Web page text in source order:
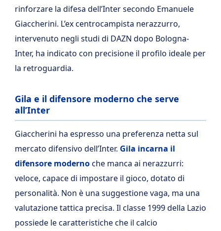
rinforzare la difesa dell’Inter secondo Emanuele
Giaccherini. L’ex centrocampista nerazzurro,
intervenuto negli studi di DAZN dopo Bologna-
Inter, ha indicato con precisione il profilo ideale per
la retroguardia.
Gila e il difensore moderno che serve
all’Inter
Giaccherini ha espresso una preferenza netta sul
mercato difensivo dell’Inter. Gila incarna il
difensore modernoche manca ai nerazzurri:
veloce, capace di impostare il gioco, dotato di
personalità. Non è una suggestione vaga, ma una
valutazione tattica precisa. Il classe 1999 della Lazio
possiede le caratteristiche che il calcio